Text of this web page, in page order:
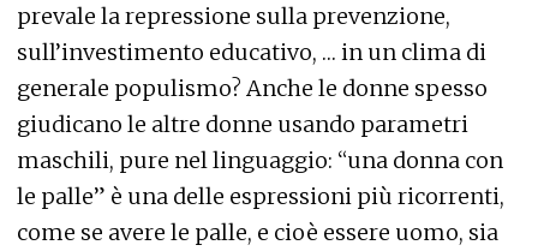
prevale la repressione sulla prevenzione,
sull’investimento educativo, … in un clima di
generale populismo? Anche le donne spesso
giudicano le altre donne usando parametri
maschili, pure nel linguaggio: “una donna con
le palle” è una delle espressioni più ricorrenti,
come se avere le palle, e cioè essere uomo, sia